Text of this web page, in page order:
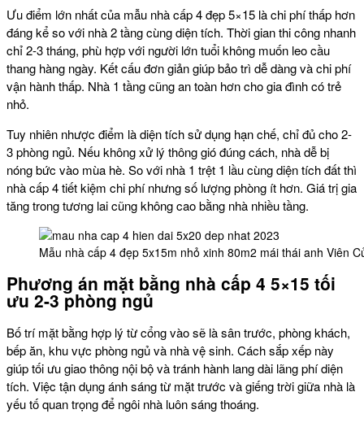
Ưu điểm lớn nhất của mẫu nhà cấp 4 đẹp 5×15 là chi phí thấp hơn
đáng kể so với nhà 2 tầng cùng diện tích. Thời gian thi công nhanh
chỉ 2-3 tháng, phù hợp với người lớn tuổi không muốn leo cầu
thang hàng ngày. Kết cấu đơn giản giúp bảo trì dễ dàng và chi phí
vận hành thấp. Nhà 1 tầng cũng an toàn hơn cho gia đình có trẻ
nhỏ.
Tuy nhiên nhược điểm là diện tích sử dụng hạn chế, chỉ đủ cho 2-
3 phòng ngủ. Nếu không xử lý thông gió đúng cách, nhà dễ bị
nóng bức vào mùa hè. So với nhà 1 trệt 1 lầu cùng diện tích đất thì
nhà cấp 4 tiết kiệm chi phí nhưng số lượng phòng ít hơn. Giá trị gia
tăng trong tương lai cũng không cao bằng nhà nhiều tầng.
Mẫu nhà cấp 4 đẹp 5x15m nhỏ xinh 80m2 mái thái anh Viên
Phương án mặt bằng nhà cấp 4 5×15 tối
ưu 2-3 phòng ngủ
Bố trí mặt bằng hợp lý từ cổng vào sẽ là sân trước, phòng khách,
bếp ăn, khu vực phòng ngủ và nhà vệ sinh. Cách sắp xếp này
giúp tối ưu giao thông nội bộ và tránh hành lang dài lãng phí diện
tích. Việc tận dụng ánh sáng từ mặt trước và giếng trời giữa nhà là
yếu tố quan trọng để ngôi nhà luôn sáng thoáng.